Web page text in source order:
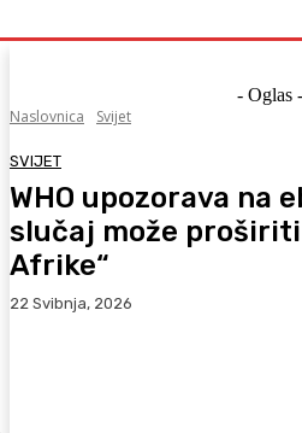
- Oglas -
Naslovnica
Svijet
SVIJET
WHO upozorava na
slučaj može
Afrike“
22 Svibnja, 2026